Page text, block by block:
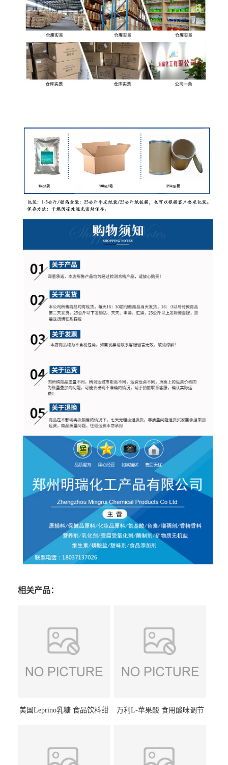
相关产品：
美国Leprino乳糖 食品饮料甜
万利L-苹果酸 食用酸味调节